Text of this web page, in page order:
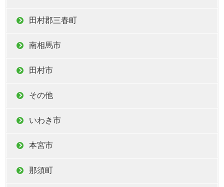
田村郡三春町
南相馬市
田村市
その他
いわき市
本宮市
那須町